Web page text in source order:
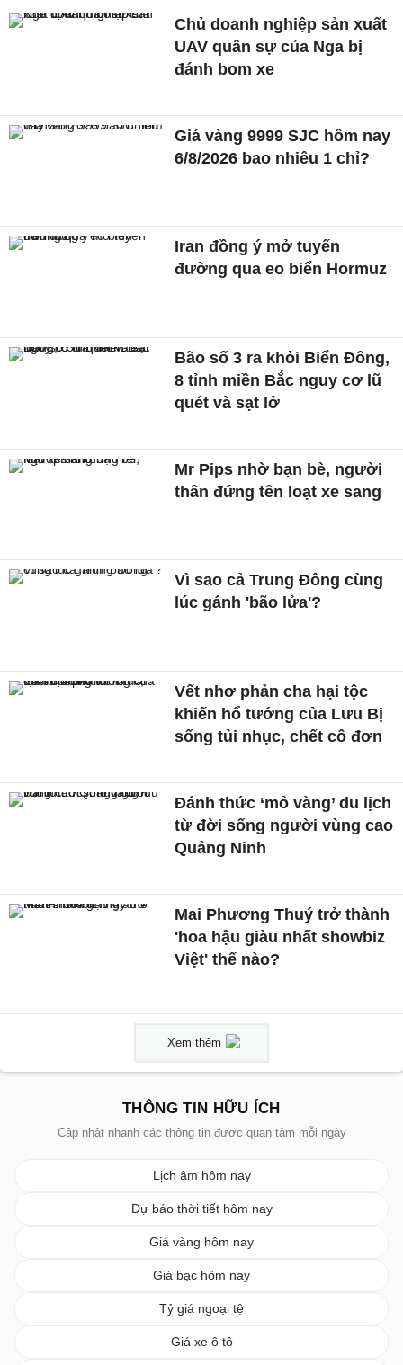
Chủ doanh nghiệp sản xuất
UAV quân sự của Nga bị
đánh bom xe
Giá vàng 9999 SJC hôm nay
6/8/2026 bao nhiêu 1 chỉ?
Iran đồng ý mở tuyến
đường qua eo biển Hormuz
Bão số 3 ra khỏi Biển Đông,
8 tỉnh miền Bắc nguy cơ lũ
quét và sạt lở
Mr Pips nhờ bạn bè, người
thân đứng tên loạt xe sang
Vì sao cả Trung Đông cùng
lúc gánh 'bão lửa'?
Vết nhơ phản cha hại tộc
khiến hổ tướng của Lưu Bị
sống tủi nhục, chết cô đơn
Đánh thức ‘mỏ vàng’ du lịch
từ đời sống người vùng cao
Quảng Ninh
Mai Phương Thuý trở thành
'hoa hậu giàu nhất showbiz
Việt' thế nào?
Xem thêm
THÔNG TIN HỮU ÍCH
Cập nhật nhanh các thông tin được quan tâm mỗi ngày
Lịch âm hôm nay
Dự báo thời tiết hôm nay
Giá vàng hôm nay
Giá bạc hôm nay
Tỷ giá ngoại tệ
Giá xe ô tô